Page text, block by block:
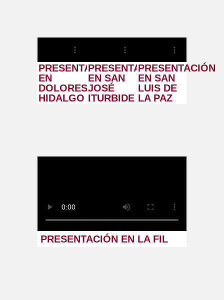
PRESENTACIÓN
EN
DOLORES
HIDALGO
PRESENTACIÓN
EN SAN
JOSÉ
ITURBIDE
PRESENTACIÓN
EN SAN
LUIS DE
LA PAZ
PRESENTACIÓN EN LA FIL